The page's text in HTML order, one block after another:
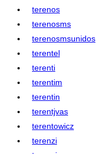
terenos
terenosms
terenosmsunidos
terentel
terenti
terentim
terentin
terentjvas
terentowicz
terenzi